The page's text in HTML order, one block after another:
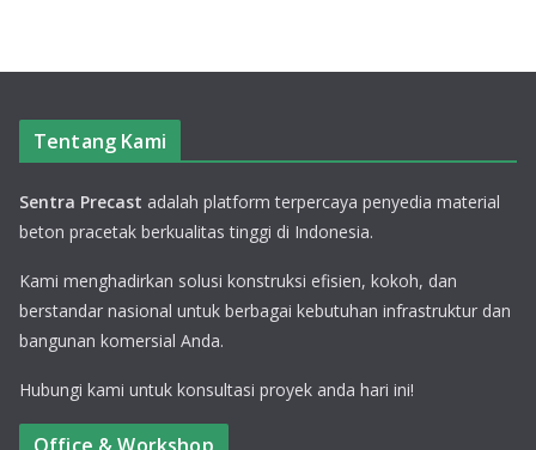
Tentang Kami
Sentra Precast adalah platform terpercaya penyedia material
beton pracetak berkualitas tinggi di Indonesia.
Kami menghadirkan solusi konstruksi efisien, kokoh, dan
berstandar nasional untuk berbagai kebutuhan infrastruktur dan
bangunan komersial Anda.
Hubungi kami untuk konsultasi proyek anda hari ini!